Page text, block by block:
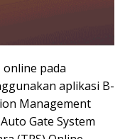
pada
aplikasi B-
Management
Gate System